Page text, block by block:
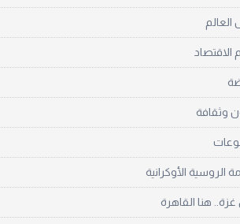
العالم
الاقتصاد
وثقافة
الروسية الأوكرانية
هنا القاهرة